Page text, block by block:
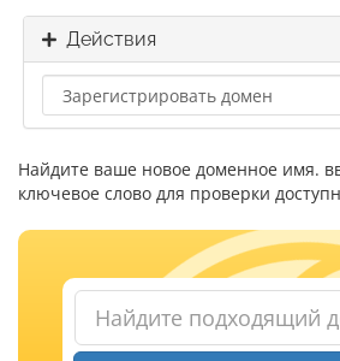
Действия
Найдите ваше новое доменное имя.
ключевое слово для проверки